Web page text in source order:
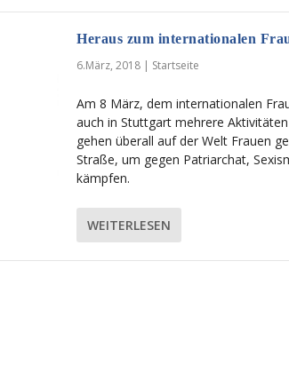
Heraus zum internationalen
6.März, 2018 | Startseite
Am 8 März, dem internationalen
auch in Stuttgart mehrere
gehen überall auf der Welt Frauen
Straße, um gegen Patriarchat,
kämpfen.
WEITERLESEN